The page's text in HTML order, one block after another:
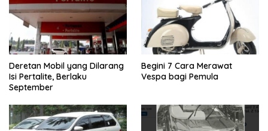
Deretan Mobil yang Dilarang
Isi Pertalite, Berlaku
September
Begini 7 Cara Merawat
Vespa bagi Pemula